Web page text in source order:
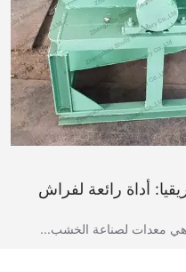
أداة رائعة لفراش
هي معدات لصناعة الخشب...